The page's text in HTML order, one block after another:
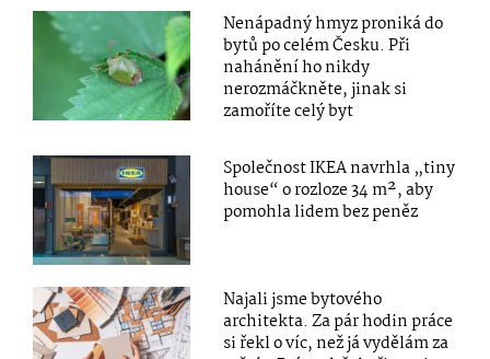
Nenápadný hmyz proniká do
bytů po celém Česku. Při
nahánění ho nikdy
nerozmáčkněte, jinak si
zamoříte celý byt
Společnost IKEA navrhla „tiny
house“ o rozloze 34 m², aby
pomohla lidem bez peněz
Najali jsme bytového
architekta. Za pár hodin práce
si řekl o víc, než já vydělám za